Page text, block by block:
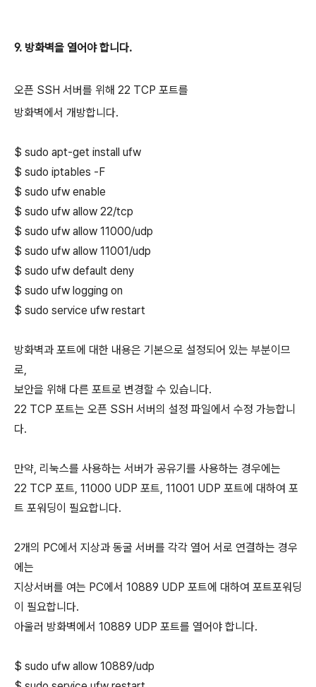
9. 방화벽을 열어야 합니다.
오픈 SSH 서버를 위해 22 TCP 포트를
방화벽에서 개방합니다.
$ sudo apt-get install ufw
$ sudo iptables -F
$ sudo ufw enable
$ sudo ufw allow 22/tcp
$ sudo ufw allow 11000/udp
$ sudo ufw allow 11001/udp
$ sudo ufw default deny
$ sudo ufw logging on
$ sudo service ufw restart
방화벽과 포트에 대한 내용은 기본으로 설정되어 있는 부분이므
로,
보안을 위해 다른 포트로 변경할 수 있습니다.
22 TCP 포트는 오픈 SSH 서버의 설정 파일에서 수정 가능합니
다.
만약, 리눅스를 사용하는 서버가 공유기를 사용하는 경우에는
22 TCP 포트, 11000 UDP 포트, 11001 UDP 포트에 대하여 포
트 포워딩이 필요합니다.
2개의 PC에서 지상과 동굴 서버를 각각 열어 서로 연결하는 경우
에는
지상서버를 여는 PC에서 10889 UDP 포트에 대하여 포트포워딩
이 필요합니다.
아울러 방화벽에서 10889 UDP 포트를 열어야 합니다.
$ sudo ufw allow 10889/udp